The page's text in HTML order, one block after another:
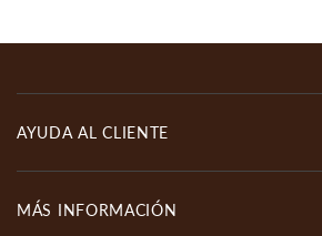
AYUDA AL CLIENTE
MÁS INFORMACIÓN